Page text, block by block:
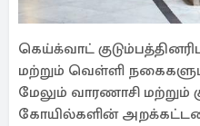
கெய்க்வாட்
மற்றும் வெள்ளி நகைகளும்
மேலும் வாரணாசி மற்றும்
கோயில்களின்